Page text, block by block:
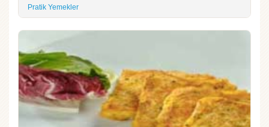
Pratik Yemekler